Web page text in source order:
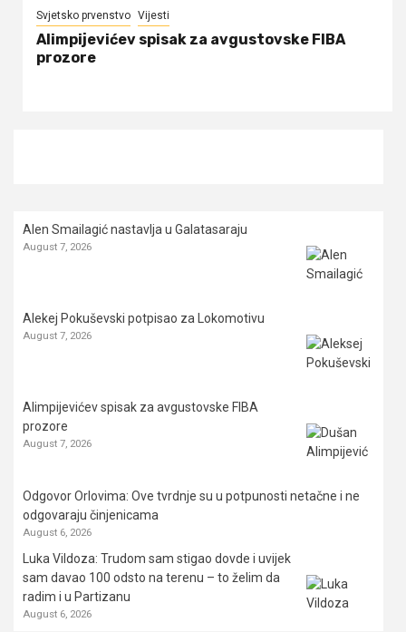
Svjetsko prvenstvo Vijesti
Alimpijevićev spisak za avgustovske FIBA
prozore
Alen Smailagić nastavlja u Galatasaraju
August 7, 2026
Alekej Pokuševski potpisao za Lokomotivu
August 7, 2026
Alimpijevićev spisak za avgustovske FIBA
prozore
August 7, 2026
Odgovor Orlovima: ​Ove tvrdnje su u potpunosti netačne i ne
odgovaraju činjenicama
August 6, 2026
Luka Vildoza: Trudom sam stigao dovde i uvijek
sam davao 100 odsto na terenu – to želim da
radim i u Partizanu
August 6, 2026